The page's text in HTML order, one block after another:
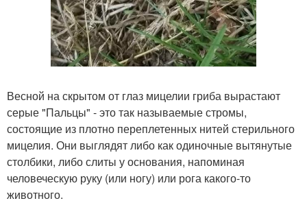
Весной на скрытом от глаз мицелии гриба вырастают
серые "Пальцы" - это так называемые стромы,
состоящие из плотно переплетенных нитей стерильного
мицелия. Они выглядят либо как одиночные вытянутые
столбики, либо слиты у основания, напоминая
человеческую руку (или ногу) или рога какого-то
животного.